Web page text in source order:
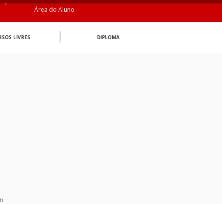
Área do Aluno
LIVRES DIPLOMA